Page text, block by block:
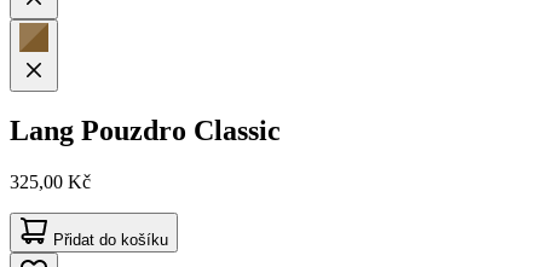
Lang Pouzdro Classic
325,00 Kč
Přidat do košíku